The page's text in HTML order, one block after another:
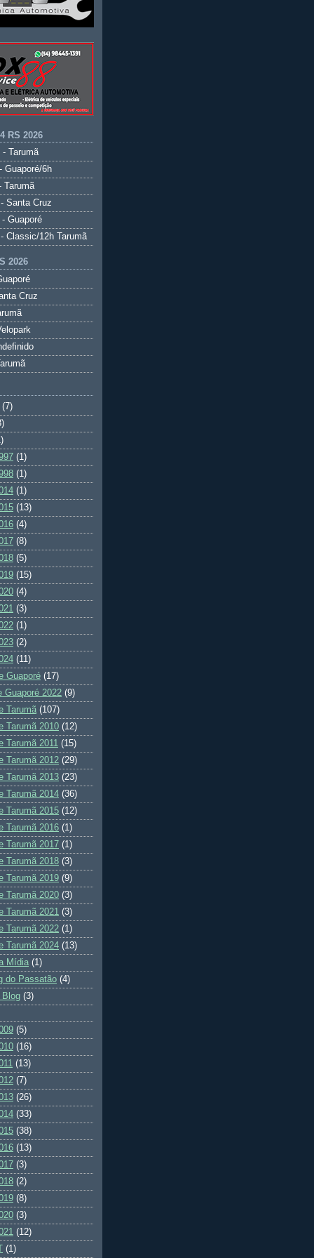
RS 2026
- Tarumã
Guaporé/6h
Tarumã
Santa Cruz
Guaporé
Classic/12h Tarumã
2026
Cruz
(7)
(1)
(1)
(1)
(13)
(4)
(8)
(5)
(15)
(4)
(3)
(1)
(2)
(11)
Guaporé (17)
Guaporé 2022 (9)
Tarumã (107)
Tarumã 2010 (12)
Tarumã 2011 (15)
Tarumã 2012 (29)
Tarumã 2013 (23)
Tarumã 2014 (36)
Tarumã 2015 (12)
Tarumã 2016 (1)
Tarumã 2017 (1)
Tarumã 2018 (3)
Tarumã 2019 (9)
Tarumã 2020 (3)
Tarumã 2021 (3)
Tarumã 2022 (1)
Tarumã 2024 (13)
Mídia (1)
do Passatão (4)
Blog (3)
(5)
(16)
(13)
(7)
(26)
(33)
(38)
(13)
(3)
(2)
(8)
(3)
(12)
(1)